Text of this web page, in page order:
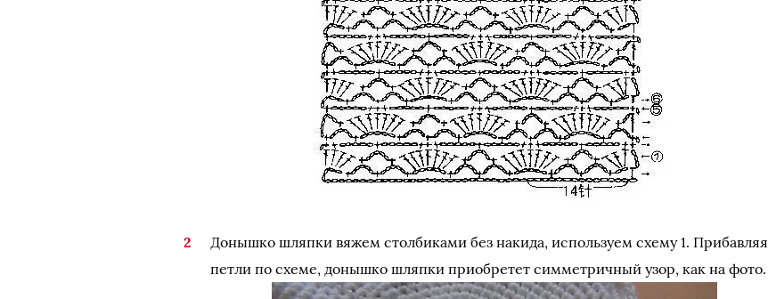
Донышко шляпки вяжем столбиками без накида, используем схему 1. Прибавляя
петли по схеме, донышко шляпки приобретет симметричный узор, как на фото.